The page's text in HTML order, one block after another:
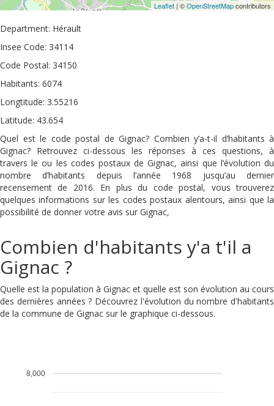
Leaflet| ©OpenStreetMapcontributors
Department: Hérault
Insee Code: 34114
Code Postal: 34150
Habitants: 6074
Longtitude: 3.55216
Latitude: 43.654
Quel est le code postal de Gignac? Combien y’a-t-il d’habitants à
Gignac? Retrouvez ci-dessous les réponses à ces questions, à
travers le ou les codes postaux de Gignac, ainsi que l’évolution du
nombre d’habitants depuis l’année 1968 jusqu’au dernier
recensement de 2016. En plus du code postal, vous trouverez
quelques informations sur les codes postaux alentours, ainsi que la
possibilité de donner votre avis sur Gignac,
Combien d'habitants y'a t'il a
Gignac ?
Quelle est la population à Gignac et quelle est son évolution au cours
des dernières années ? Découvrez l'évolution du nombre d'habitants
de la commune de Gignac sur le graphique ci-dessous.
8,000